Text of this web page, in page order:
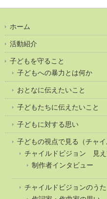
ホーム
活動紹介
子どもを守ること
子どもへの暴力とは何か
おとなに伝えたいこと
子どもたちに伝えたいこと
子どもに対する思い
子どもの視点で見る（チャイ
チャイルドビジョン 見
制作者インタビュー
チャイルドビジョンのうた